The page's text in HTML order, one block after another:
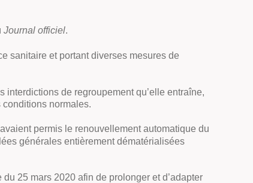
Journal officiel.
sanitaire et portant diverses mesures de
interdictions de regroupement qu’elle entraîne,
normales.
permis le renouvellement automatique du
générales entièrement dématérialisées
25 mars 2020 afin de prolonger et d’adapter